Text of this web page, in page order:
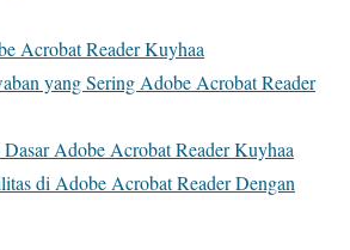
Acrobat Reader Kuyhaa
yang Sering Adobe Acrobat Reader
Adobe Acrobat Reader Kuyhaa
di Adobe Acrobat Reader Dengan